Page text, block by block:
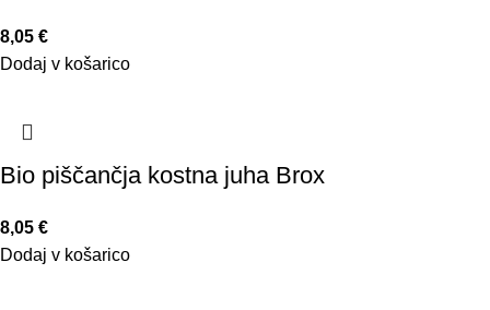
8,05 €
Dodaj v košarico
Bio piščančja kostna juha Brox
8,05 €
Dodaj v košarico